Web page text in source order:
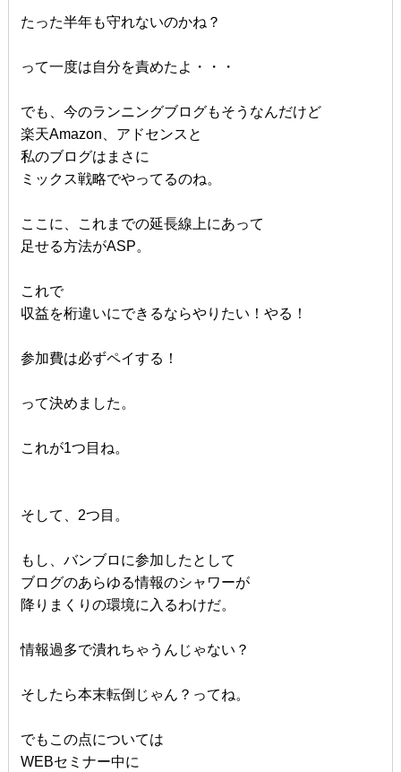
たった半年も守れないのかね？
って一度は自分を責めたよ・・・
でも、今のランニングブログもそうなんだけど
楽天Amazon、アドセンスと
私のブログはまさに
ミックス戦略でやってるのね。
ここに、これまでの延長線上にあって
足せる方法がASP。
これで
収益を桁違いにできるならやりたい！やる！
参加費は必ずペイする！
って決めました。
これが1つ目ね。
そして、2つ目。
もし、バンブロに参加したとして
ブログのあらゆる情報のシャワーが
降りまくりの環境に入るわけだ。
情報過多で潰れちゃうんじゃない？
そしたら本末転倒じゃん？ってね。
でもこの点については
WEBセミナー中に